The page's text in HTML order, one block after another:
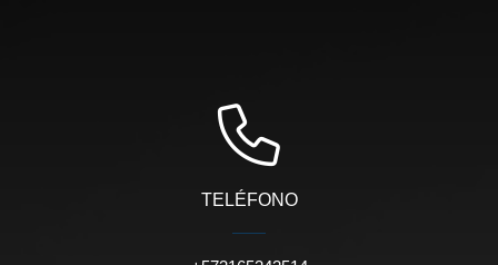
TELÉFONO